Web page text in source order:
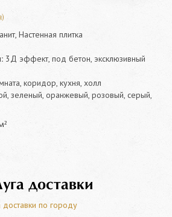
Настенная плитка
3Д эффект, под бетон, эксклюзивный
коридор, кухня, холл
зеленый, оранжевый, розовый, серый,
доставки
доставки по городу